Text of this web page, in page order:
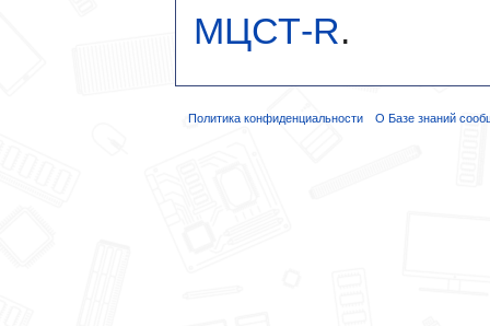
МЦСТ-R.
Политика конфиденциальности О Базе знаний